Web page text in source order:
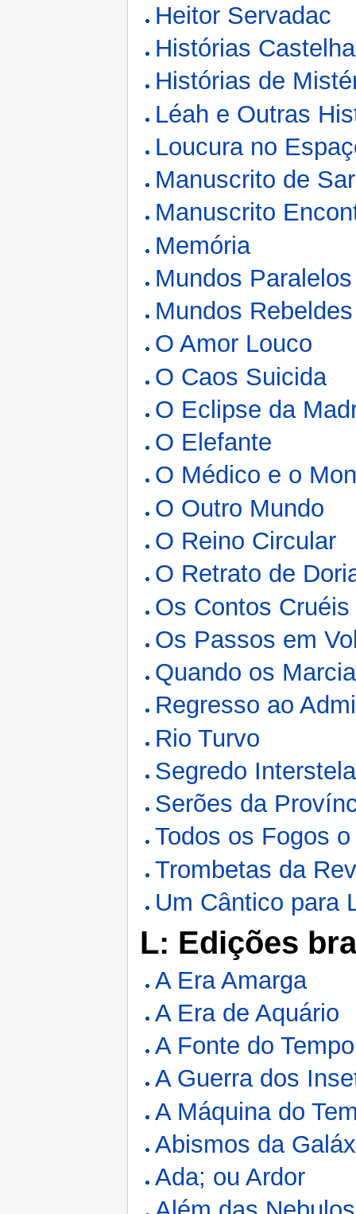
Heitor Servadac
Histórias
Histórias de
Léah e Outras
Loucura no
Manuscrito de
Manuscrito
Memória
Mundos Paralelos
Mundos Rebeldes
O Amor Louco
O Caos Suicida
O Eclipse da
O Elefante
O Médico e o
O Outro Mundo
O Reino Circular
O Retrato de
Os Contos Cruéis
Os Passos em
Quando os
Regresso ao
Rio Turvo
Segredo
Serões da
Todos os Fogos
Trombetas da
Um Cântico para
L: Edições
A Era Amarga
A Era de Aquário
A Fonte do Tempo
A Guerra dos
A Máquina do
Abismos da
Ada; ou Ardor